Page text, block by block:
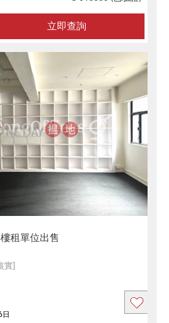
立即查詢
租單位出售
實]